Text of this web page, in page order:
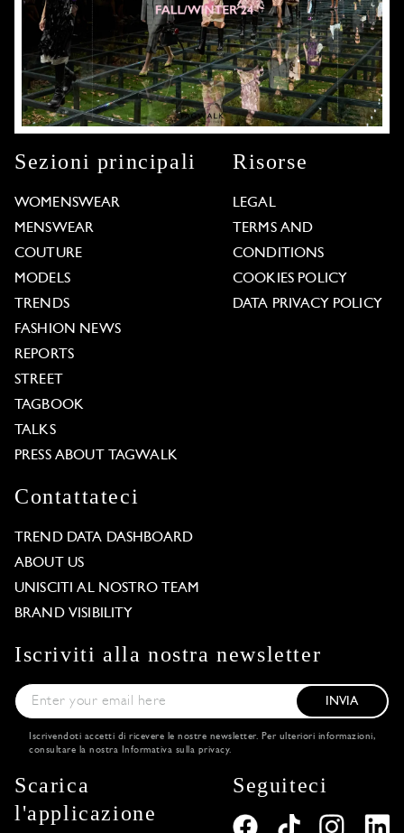
Sezioni principali
WOMENSWEAR
MENSWEAR
COUTURE
MODELS
TRENDS
FASHION NEWS
REPORTS
STREET
TAGBOOK
TALKS
PRESS ABOUT TAGWALK
Risorse
LEGAL
TERMS AND
CONDITIONS
COOKIES POLICY
DATA PRIVACY POLICY
Contattateci
TREND DATA DASHBOARD
ABOUT US
UNISCITI AL NOSTRO TEAM
BRAND VISIBILITY
Iscriviti alla nostra newsletter
INVIA
Iscrivendoti accetti di ricevere le nostre newsletter. Per ulteriori informazioni,
consultare la nostra
Informativa sulla privacy.
Scarica
l'applicazione
Seguiteci